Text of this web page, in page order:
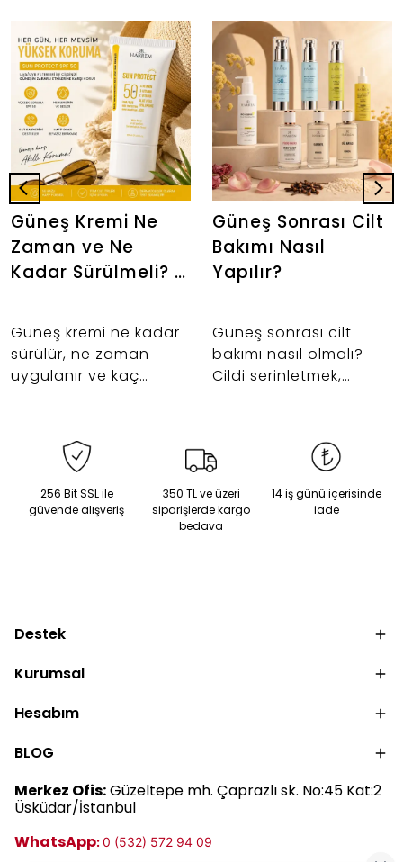
Güneş Kremi Ne
Zaman ve Ne
Kadar Sürülmeli? |
Rehberi
Güneş kremi ne kadar
sürülür, ne zaman
uygulanır ve kaç
makyaj öncesi
kullanıma kadar güneş
keşfedin.
Güneş Sonrası Cilt
Bakımı Nasıl
Yapılır?
Güneş sonrası cilt
bakımı nasıl olmalı?
Cildi serinletmek,
için tonik, serum ve
nemlendirici kullanımını
256 Bit SSL ile
güvende alışveriş
350 TL ve üzeri
siparişlerde kargo
bedava
14 iş günü içerisinde
iade
Destek
Kurumsal
Hesabım
BLOG
Merkez Ofis:Güzeltepe mh. Çaprazlı sk. No:45 Kat:2
Üsküdar/İstanbul
WhatsApp:0 (532) 572 94 09